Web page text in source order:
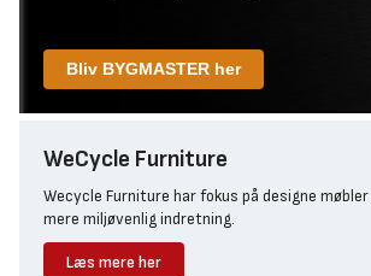
Bliv BYGMASTER her
WeCycle Furniture
Wecycle Furniture har fokus på designe
mere miljøvenlig indretning.
Læs mere her